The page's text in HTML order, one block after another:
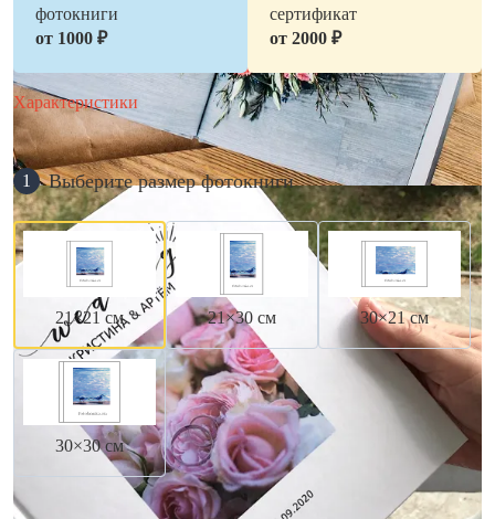
фотокниги
от 1000 ₽
сертификат
от 2000 ₽
Характеристики
1 Выберите размер фотокниги
21×21 см 21×30 см 30×21 см
30×30 см